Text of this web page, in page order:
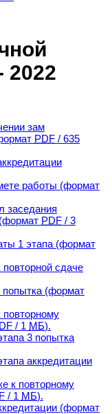
2022
зам
PDF / 635
работы (формат
заседания
(формат PDF / 3
1 этапа (формат
сдаче
(формат
/ 1 МБ).
3 попытка
аккредитации
к повторному
/ 1 МБ).
(формат